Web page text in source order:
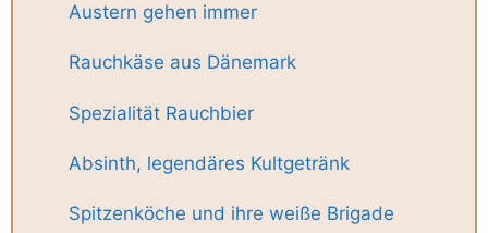
Austern gehen immer
Rauchkäse aus Dänemark
Spezialität Rauchbier
Absinth, legendäres Kultgetränk
Spitzenköche und ihre weiße Brigade